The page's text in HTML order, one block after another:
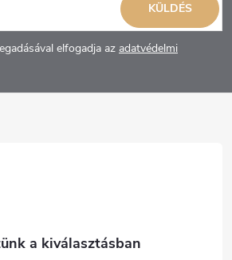
elfogadja az adatvédelmi
KÜLDÉS